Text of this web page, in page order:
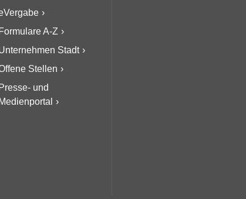
Formulare A-Z
Stadt
Stellen
Presse- und
Medienportal